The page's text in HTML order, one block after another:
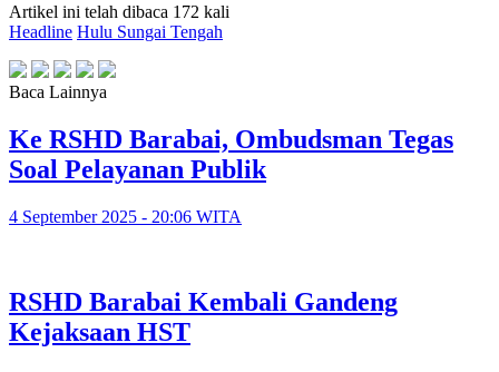
Artikel ini telah dibaca 172 kali
Headline Hulu Sungai Tengah
Baca Lainnya
Ke RSHD Barabai, Ombudsman Tegas
Soal Pelayanan Publik
4 September 2025 - 20:06 WITA
RSHD Barabai Kembali Gandeng
Kejaksaan HST